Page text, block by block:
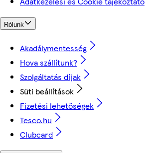
Rólunk
Akadálymentesség
Hova szállítunk?
Szolgáltatás díjak
Süti beállítások
Fizetési lehetőségek
Tesco.hu
Clubcard